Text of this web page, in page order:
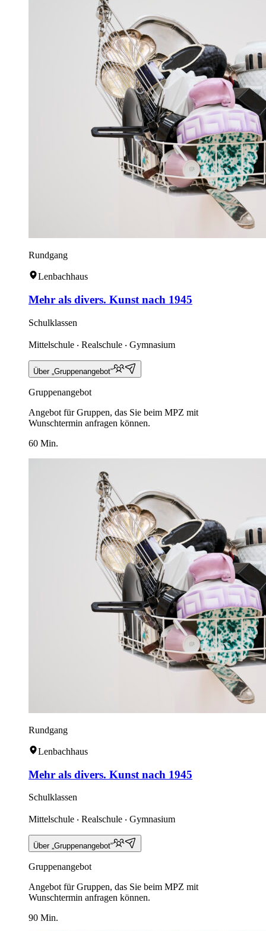
Rundgang
Lenbachhaus
Mehr als divers. Kunst nach 1945
Schulklassen
Mittelschule ‧ Realschule ‧ Gymnasium
Über „Gruppenangebot“
Gruppenangebot
Angebot für Gruppen, das Sie beim MPZ mit
Wunschtermin anfragen können.
60 Min.
Rundgang
Lenbachhaus
Mehr als divers. Kunst nach 1945
Schulklassen
Mittelschule ‧ Realschule ‧ Gymnasium
Über „Gruppenangebot“
Gruppenangebot
Angebot für Gruppen, das Sie beim MPZ mit
Wunschtermin anfragen können.
90 Min.